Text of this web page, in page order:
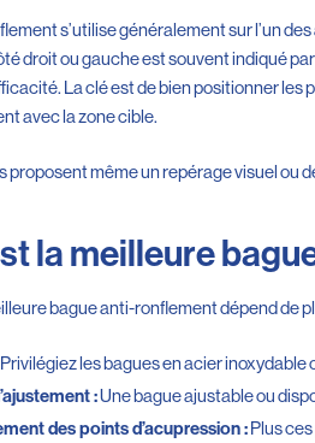
s’utilise généralement sur l’un des
droit ou gauche est souvent indiqué
La clé est de bien positionner les
avec la zone cible.
proposent même un repérage visuel ou
la meilleure
bague anti-ronflement dépend de
les bagues en acier
:Une bague ajustable ou
des points d’acupression :Plus